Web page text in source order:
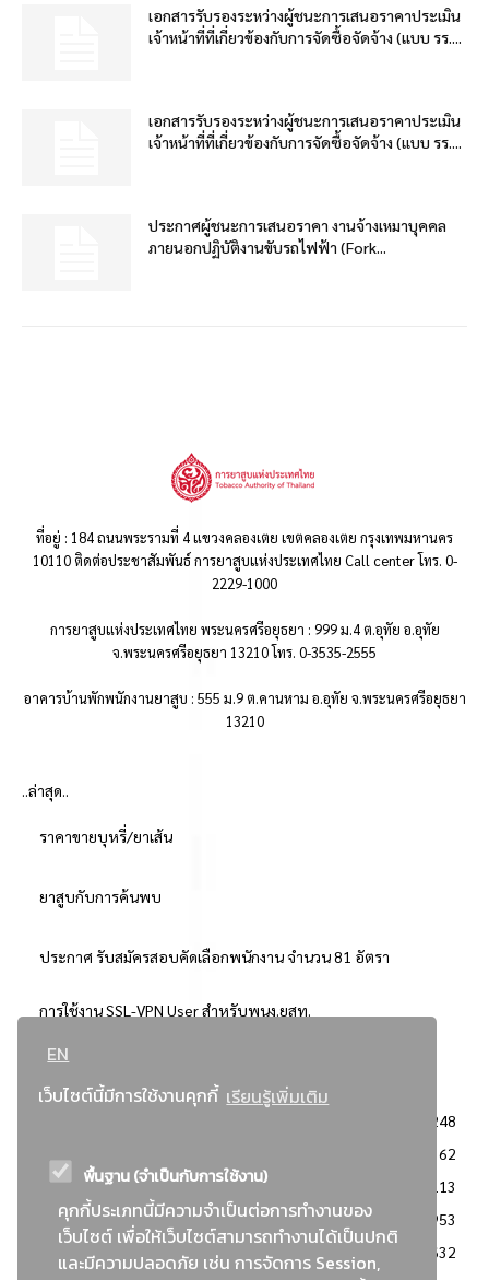
EN
เว็บไซต์นี้มีการใช้งานคุกกี้ เรียนรู้เพิ่มเติม
พื้นฐาน (จำเป็นกับการใช้งาน)
คุกกี้ประเภทนี้มีความจำเป็นต่อการทำงานของ
เว็บไซต์ เพื่อให้เว็บไซต์สามารถทำงานได้เป็นปกติ
และมีความปลอดภัย เช่น การจัดการ Session,
เอกสารรับรองระหว่างผู้ชนะการเสนอราคาประเมิน
เจ้าหน้าที่ที่เกี่ยวข้องกับการจัดซื้อจัดจ้าง (แบบ รร....
เอกสารรับรองระหว่างผู้ชนะการเสนอราคาประเมิน
เจ้าหน้าที่ที่เกี่ยวข้องกับการจัดซื้อจัดจ้าง (แบบ รร....
ประกาศผู้ชนะการเสนอราคา งานจ้างเหมาบุคคล
ภายนอกปฏิบัติงานขับรถไฟฟ้า (Fork...
ที่อยู่ : 184 ถนนพระรามที่ 4 แขวงคลองเตย เขตคลองเตย กรุงเทพมหานคร
10110 ติดต่อประชาสัมพันธ์ การยาสูบแห่งประเทศไทย Call center โทร. 0-
2229-1000
การยาสูบแห่งประเทศไทย พระนครศรีอยุธยา : 999 ม.4 ต.อุทัย อ.อุทัย
จ.พระนครศรีอยุธยา 13210 โทร. 0-3535-2555
อาคารบ้านพักพนักงานยาสูบ : 555 ม.9 ต.คานหาม อ.อุทัย จ.พระนครศรีอยุธยา
13210
..ล่าสุด..
ราคาขายบุหรี่/ยาเส้น
ยาสูบกับการค้นพบ
ประกาศ รับสมัครสอบคัดเลือกพนักงาน จำนวน 81 อัตรา
การใช้งาน SSL-VPN User สำหรับพนง.ยสท.
..ยอดนิยม..
3248
2362
: วิธีเฉพาะเจาะจง
2113
ข่าวสาร/ประกาศ
1953
: เอกสารส่งเสริมความโปร่งใสในการจัดซื้อจัดจ้าง
1632